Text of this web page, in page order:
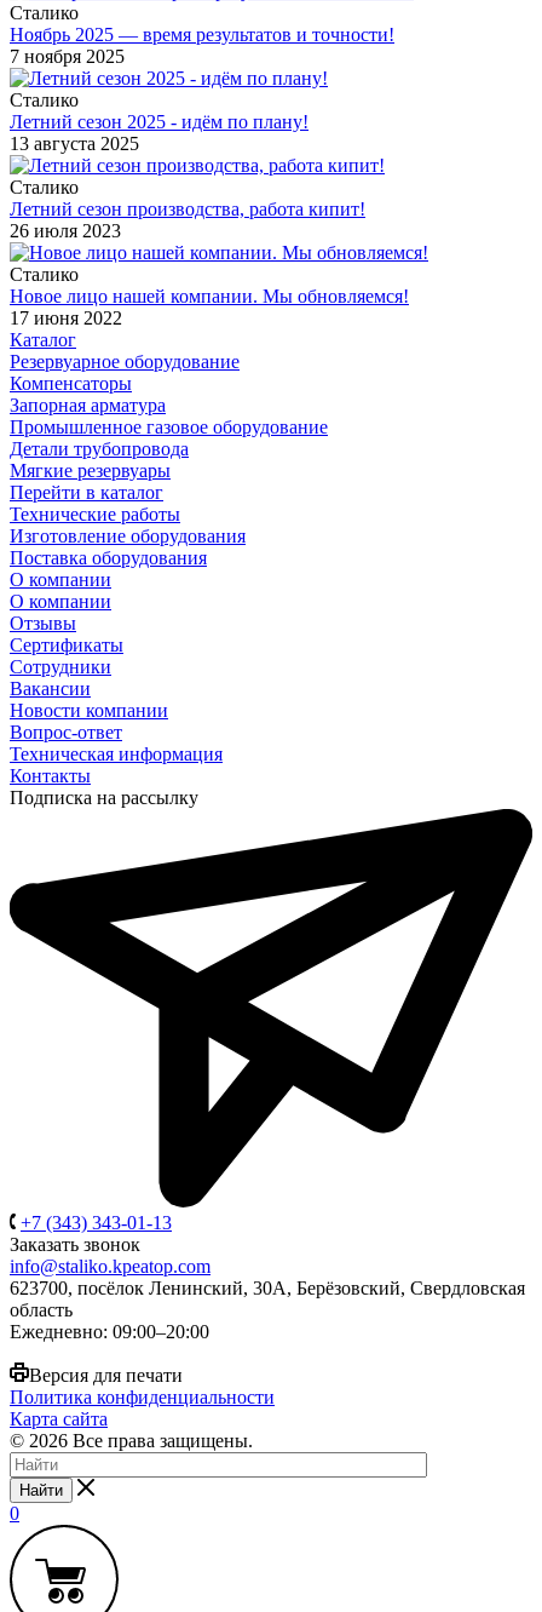
Сталико
Ноябрь 2025 — время результатов и точности!
7 ноября 2025
Сталико
Летний сезон 2025 - идём по плану!
13 августа 2025
Сталико
Летний сезон производства, работа кипит!
26 июля 2023
Сталико
Новое лицо нашей компании. Мы обновляемся!
17 июня 2022
Каталог
Резервуарное оборудование
Компенсаторы
Запорная арматура
Промышленное газовое оборудование
Детали трубопровода
Мягкие резервуары
Перейти в каталог
Технические работы
Изготовление оборудования
Поставка оборудования
О компании
О компании
Отзывы
Сертификаты
Сотрудники
Вакансии
Новости компании
Вопрос-ответ
Техническая информация
Контакты
Подписка на рассылку
+7 (343) 343-01-13
Заказать звонок
info@staliko.kpeatop.com
623700, посёлок Ленинский, 30А, Берёзовский, Свердловская
область
Ежедневно: 09:00–20:00
Версия для печати
Политика конфиденциальности
Карта сайта
© 2026 Все права защищены.
Найти
0